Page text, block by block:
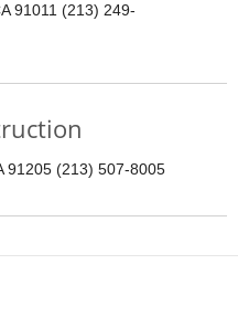
91011 (213) 249-
91205 (213) 507-8005